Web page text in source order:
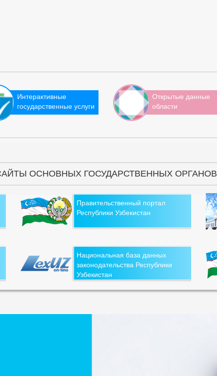
Интерактивные
государственные услуги
Открытые данные
области
ОСНОВНЫХ ГОСУДАРСТВЕННЫХ ОРГАНОВ
Правительственный портал
Республики Узбекистан
Национальная база данных
законодательства Республики
Узбекистан